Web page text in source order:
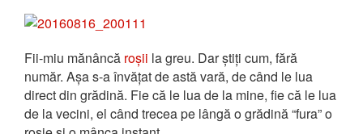
Fii-miu mănâncă roșii la greu. Dar știți cum, fără
număr. Așa s-a învățat de astă vară, de când le lua
direct din grădină. Fie că le lua de la mine, fie că le lua
de la vecini, el când trecea pe lângă o grădină “fura” o